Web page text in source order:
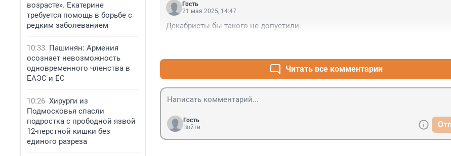
возрасте». Екатерине
требуется помощь в борьбе с
редким заболеванием
10:33 Пашинян: Армения
осознает невозможность
одновременного членства в
ЕАЭС и ЕС
10:26 Хирурги из
Подмосковья спасли
подростка с прободной язвой
12-перстной кишки без
единого разреза
Гость
21 мая 2025, 14:47
Декабристы бы такого не допустили.
Читать все комментарии
Гость
Войти